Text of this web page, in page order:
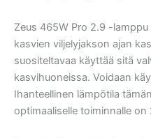
Zeus 465W Pro 2.9 -
kasvien viljelyjakson ajan
suositeltavaa käyttää sitä
kasvihuoneissa. Voidaan
Ihanteellinen lämpötila
optimaaliselle toiminnalle on